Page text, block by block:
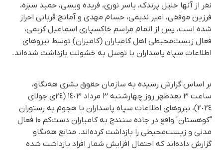
نفر از آنها خلیل پرندک، یاسر نوری، فریده ویسی، حمید سبزه،
فرزین موفقی، امیر ندیمی، حسام مهدی و آمانج قربانی احراز
شده است، پس از اتمام مراسم خاکسپاری اسماعیل کریمی،
فعال زیست‌محیطی اهل کامیاران (کامیران) توسط نیروهای
اطلاعات سپاه پاسداران با توسل به خشونت بازداشت شده‌اند.
بر اساس گزارش رسیده به سازمان حقوق بشری هه‌نگاو،
ساعت ۳ بعدظهر روز چهارشنبه ۳ مرداد ١٤٠٣ (٢٤ی جولای
٢٠٢٤)، نیروهای اطلاعات سپاه پاسداران با هجوم به رستوران
"کوهستان" واقع در جاده سنندج به کامیاران دست‌کم ۱۰ فعال
مدنی و زیست‌محیطی را بازداشت کرده‌اند. منابع هه‌نگاو
گزارش داده‌اند که احتمال افزایش شمار افراد بازداشت شده